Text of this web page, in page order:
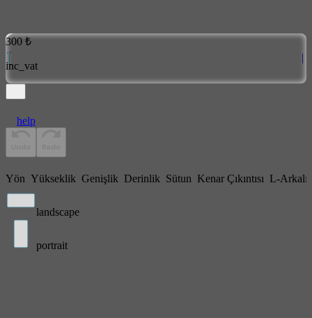
300 ₺
inc_vat
help
Yön Yükseklik Genişlik Derinlik Sütun Kenar Çıkıntısı L-
landscape
portrait